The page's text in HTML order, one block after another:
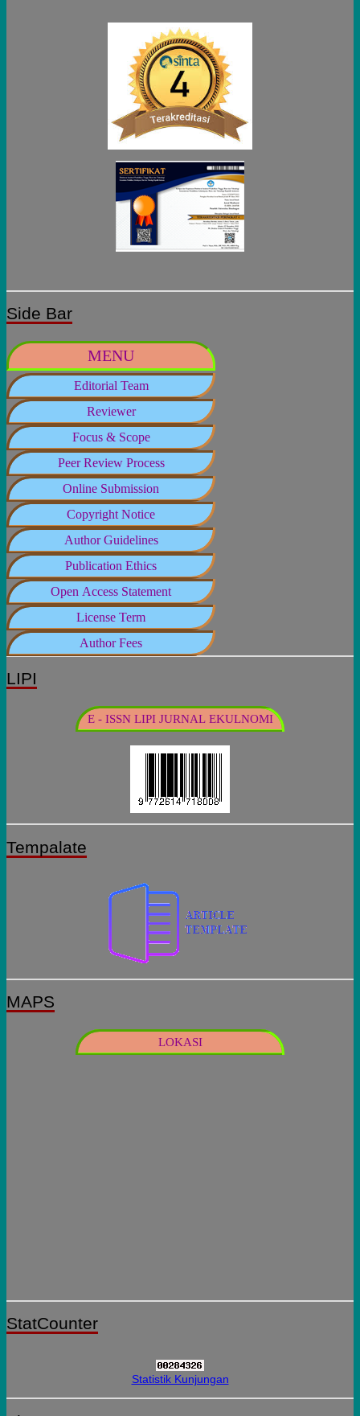
Side Bar
MENU
Editorial Team
Reviewer
Focus & Scope
Peer Review Process
Online Submission
Copyright Notice
Author Guidelines
Publication Ethics
Open Access Statement
License Term
Author Fees
LIPI
E - ISSN LIPI JURNAL EKULNOMI
Tempalate
MAPS
LOKASI
StatCounter
Statistik Kunjungan